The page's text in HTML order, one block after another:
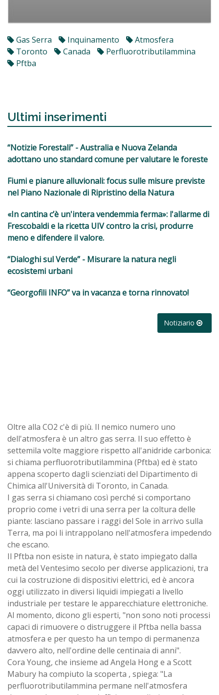
Gas Serra Inquinamento
Atmosfera
Toronto
Canada
Perfluorotributilammina
Pftba
Ultimi inserimenti
“Notizie Forestali” - Australia e Nuova Zelanda
adottano uno standard comune per valutare le foreste
Fiumi e pianure alluvionali: focus sulle misure previste
nel Piano Nazionale di Ripristino della Natura
«In cantina c’è un'intera vendemmia ferma»: l'allarme di
Frescobaldi e la ricetta UIV contro la crisi, produrre
meno e difendere il valore.
“Dialoghi sul Verde” - Misurare la natura negli
ecosistemi urbani
“Georgofili INFO” va in vacanza e torna rinnovato!
Notiziario
Oltre alla CO2 c'è di più. Il nemico numero uno
dell'atmosfera è un altro gas serra. Il suo effetto è
settemila volte maggiore rispetto all'anidride carbonica:
si chiama perfluorotributilammina (Pftba) ed è stato
appena scoperto dagli scienziati del Dipartimento di
Chimica all'Università di Toronto, in Canada.
I gas serra si chiamano così perché si comportano
proprio come i vetri di una serra per la coltura delle
piante: lasciano passare i raggi del Sole in arrivo sulla
Terra, ma poi li intrappolano nell'atmosfera impedendo
che escano.
Il Pftba non esiste in natura, è stato impiegato dalla
metà del Ventesimo secolo per diverse applicazioni, tra
cui la costruzione di dispositivi elettrici, ed è ancora
oggi utilizzato in diversi liquidi impiegati a livello
industriale per testare le apparecchiature elettroniche.
Al momento, dicono gli esperti, "non sono noti processi
capaci di rimuovere o distruggere il Pftba nella bassa
atmosfera e per questo ha un tempo di permanenza
davvero alto, nell'ordine delle centinaia di anni".
Cora Young, che insieme ad Angela Hong e a Scott
Mabury ha compiuto la scoperta , spiega: "La
perfluorotributilammina permane nell'atmosfera